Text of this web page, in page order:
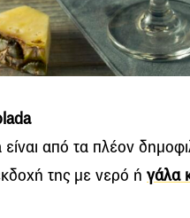
είναι από τα πλέον
της με νερό ή γάλα